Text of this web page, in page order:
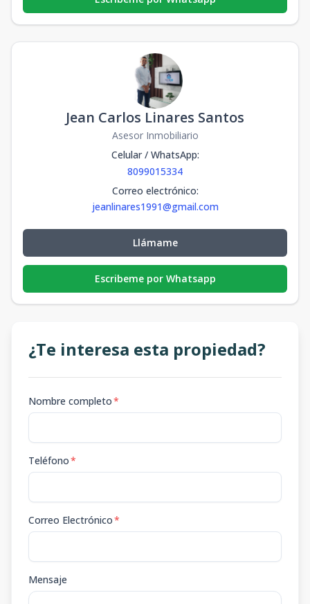
Jean Carlos Linares Santos
Asesor Inmobiliario
Celular / WhatsApp:
8099015334
Correo electrónico:
jeanlinares1991@gmail.com
Llámame
Escribeme por Whatsapp
¿Te interesa esta propiedad?
Nombre completo*
Teléfono*
Correo Electrónico*
Mensaje